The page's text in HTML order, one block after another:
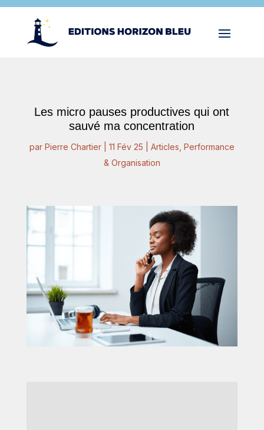
Les micro pauses productives qui ont
sauvé ma concentration
par Pierre Chartier| 11 Fév 25 Articles Performance
& Organisation